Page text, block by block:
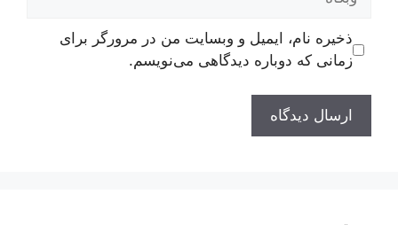
ذخیره نام، ایمیل و وبسایت من در مرورگر برای
زمانی که دوباره دیدگاهی می‌نویسم.